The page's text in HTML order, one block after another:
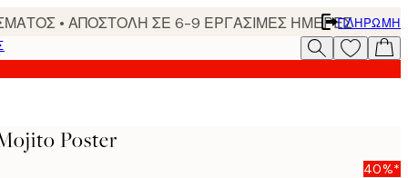
• ΑΠΟΣΤΟΛΗ ΣΕ 6-9 ΕΡΓΑΣΙΜΕΣ ΗΜΕΡΕΣΠΛΗΡΩΜΉ
Poster
40%*